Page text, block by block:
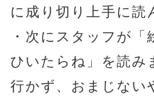
に成り切り上手に読
・次にスタッフが
ひいたらね」を読み
行かず、おまじない